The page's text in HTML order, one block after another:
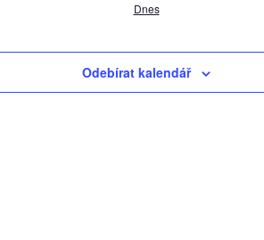
Dnes
Odebírat kalendář